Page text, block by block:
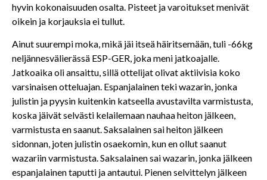
hyvin kokonaisuuden osalta. Pisteet ja varoitukset menivät
oikein ja korjauksia ei tullut.
Ainut suurempi moka, mikä jäi itseä häiritsemään, tuli -66kg
neljännesvälierässä ESP-GER, joka meni jatkoajalle.
Jatkoaika oli ansaittu, sillä ottelijat olivat aktiivisia koko
varsinaisen otteluajan. Espanjalainen teki wazarin, jonka
julistin ja pyysin kuitenkin katseella avustavilta varmistusta,
koska jäivät selvästi kelailemaan nauhaa heiton jälkeen,
varmistusta en saanut. Saksalainen sai heiton jälkeen
sidonnan, joten julistin osaekomin, kun en ollut saanut
wazariin varmistusta. Saksalainen sai wazarin, jonka jälkeen
espanjalainen taputti ja antautui. Pienen selvittelyn jälkeen